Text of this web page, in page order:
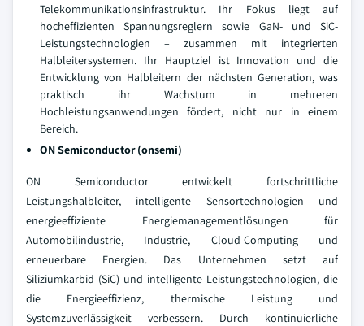
Telekommunikationsinfrastruktur. Ihr Fokus liegt auf
hocheffizienten Spannungsreglern sowie GaN- und SiC-
Leistungstechnologien – zusammen mit integrierten
Halbleitersystemen. Ihr Hauptziel ist Innovation und die
Entwicklung von Halbleitern der nächsten Generation, was
praktisch ihr Wachstum in mehreren
Hochleistungsanwendungen fördert, nicht nur in einem
Bereich.
ON Semiconductor (onsemi)
ON Semiconductor entwickelt fortschrittliche
Leistungshalbleiter, intelligente Sensortechnologien und
energieeffiziente Energiemanagementlösungen für
Automobilindustrie, Industrie, Cloud-Computing und
erneuerbare Energien. Das Unternehmen setzt auf
Siliziumkarbid (SiC) und intelligente Leistungstechnologien, die
die Energieeffizienz, thermische Leistung und
Systemzuverlässigkeit verbessern. Durch kontinuierliche